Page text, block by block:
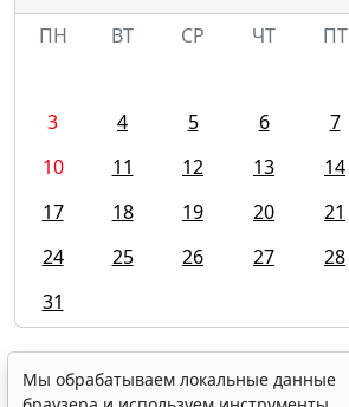
ПН
ВТ СР ЧТ ПТ
3
4 5 6 7
10
11 12 13 14
17
18 19 20 21
24
25 26 27 28
31
Мы обрабатываем локальные данные